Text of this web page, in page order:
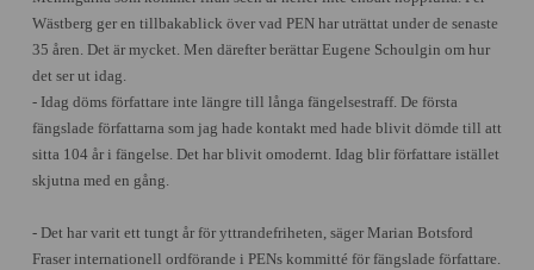
Wästberg ger en tillbakablick över vad PEN har uträttat under de senaste
35 åren. Det är mycket. Men därefter berättar Eugene Schoulgin om hur
det ser ut idag.
- Idag döms författare inte längre till långa fängelsestraff. De första
fängslade författarna som jag hade kontakt med hade blivit dömde till att
sitta 104 år i fängelse. Det har blivit omodernt. Idag blir författare istället
skjutna med en gång.
- Det har varit ett tungt år för yttrandefriheten, säger Marian Botsford
Fraser internationell ordförande i PENs kommitté för fängslade författare.